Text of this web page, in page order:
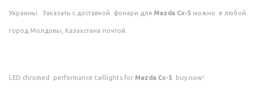
Украины. Заказать с доставкой фонари для Mazda Cx-5 можно в любой
город Молдовы, Казахстана почтой.
LED chromed performance taillights for Mazda Cx-5 buy now!